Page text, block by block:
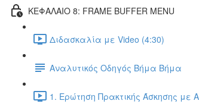
ΚΕΦΑΛΑΙΟ 8: FRAME BUFFER MENU
Διδασκαλία με Video (4:30)
Αναλυτικός Οδηγός Βήμα Βήμα
1. Ερώτηση Πρακτικής Άσκησης